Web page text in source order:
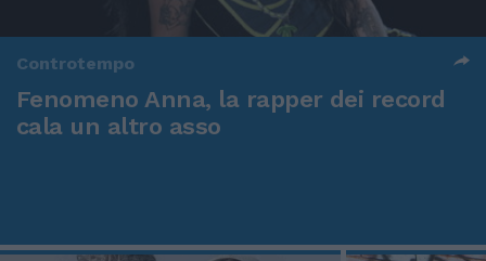
Controtempo
Fenomeno Anna, la rapper dei record
cala un altro asso